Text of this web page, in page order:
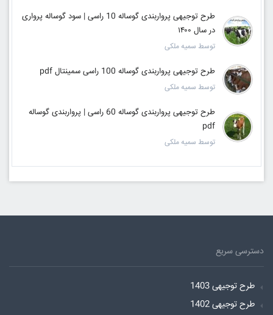
طرح توجیهی پرواربندی گوساله 10 راسی | سود گوساله پرواری
در سال ۱۴۰۰
توسط سمیه ملکی
طرح توجیهی پرواربندی گوساله 100 راسی سمینتال pdf
توسط سمیه ملکی
طرح توجیهی پرواربندی گوساله 60 راسی | پرواربندی گوساله
pdf
توسط سمیه ملکی
دسترسی سریع
طرح توجیهی 1403
طرح توجیهی 1402